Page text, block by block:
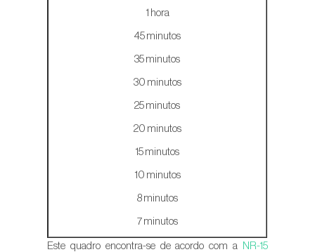
1 hora
45 minutos
35 minutos
30 minutos
25 minutos
20 minutos
15 minutos
10 minutos
8 minutos
7 minutos
Este quadro encontra-se de acordo com a NR-15